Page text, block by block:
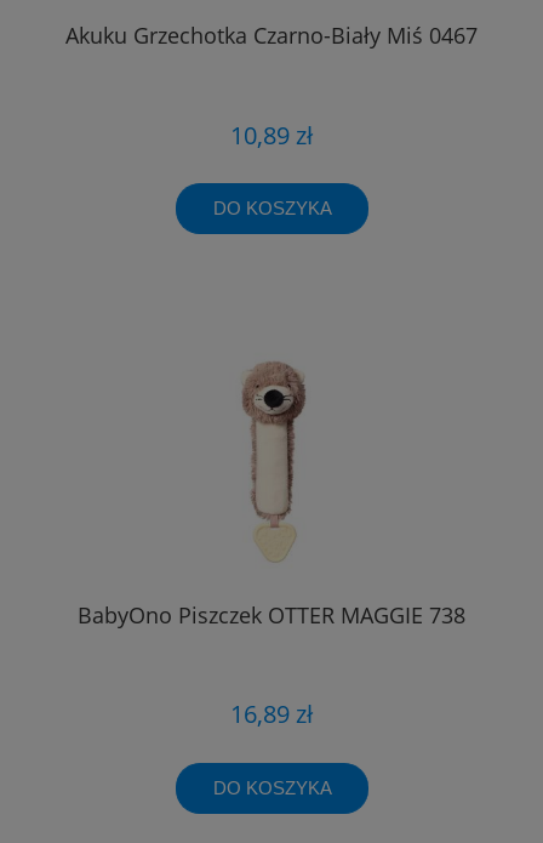
Akuku Grzechotka Czarno-Biały Miś 0467
10,89 zł
DO KOSZYKA
BabyOno Piszczek OTTER MAGGIE 738
16,89 zł
DO KOSZYKA